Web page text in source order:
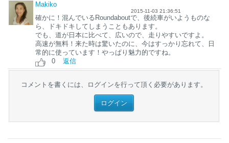
Makiko
2015-11-03 21:36:51
確かに！混んでいるRoundaboutで、後続車がいようものな
ら、ドキドキしてしまうこともあります。
でも、道が日本に比べて、広いので、走りやすいですよ。
高速が無料！来た時は驚いたのに、今はすっかり忘れて、日
常的に使っています！やっぱり魅力的ですね。
0
返信
コメントを書くには、ログインを行って頂く必要があります。
ログイン